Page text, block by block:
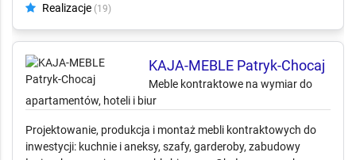
Realizacje(19)
Meble kontraktowe na wymiar do
apartamentów, hoteli i biur